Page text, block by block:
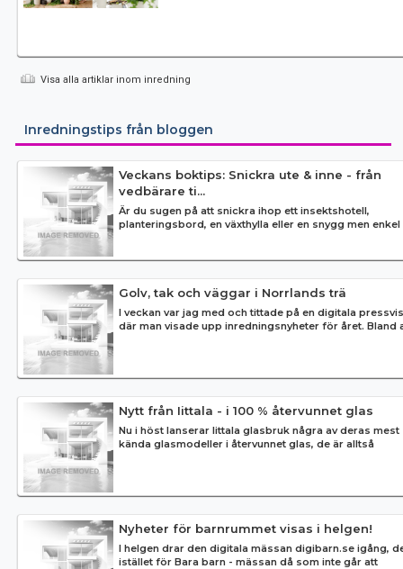
Visa alla artiklar inom inredning
Inredningstips från bloggen
Veckans boktips: Snickra ute & inne - från
vedbärare ti...
Är du sugen på att snickra ihop ett insektshotell,
planteringsbord, en växthylla eller en snygg men enkel
Golv, tak och väggar i Norrlands trä
I veckan var jag med och tittade på en digitala
där man visade upp inredningsnyheter för året. Bland
Nytt från Iittala - i 100 % återvunnet glas
Nu i höst lanserar Iittala glasbruk några av deras mest
kända glasmodeller i återvunnet glas, de är alltså
Nyheter för barnrummet visas i helgen!
I helgen drar den digitala mässan digibarn.se igång,
istället för Bara barn - mässan då som inte går att